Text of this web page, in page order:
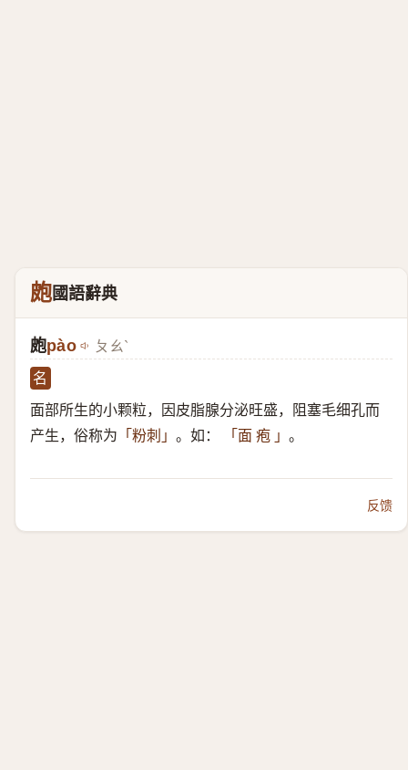
皰國語辭典
皰pào ㄆㄠˋ
名
面部所生的小颗粒，因皮脂腺分泌旺盛，阻塞毛细孔而
产生，俗称为 「粉刺」 。如： 「面 疱 」 。
反馈